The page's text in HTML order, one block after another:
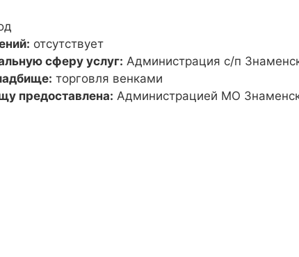
отсутствует
сферу услуг: Администрация с/п
торговля венками
предоставлена: Администрацией МО